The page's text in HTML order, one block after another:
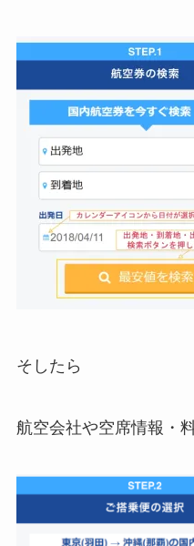
そしたら
航空会社や空席情報・